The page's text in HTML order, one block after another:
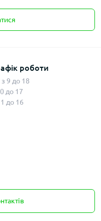
роботи
9 до 18
до 17
до 16